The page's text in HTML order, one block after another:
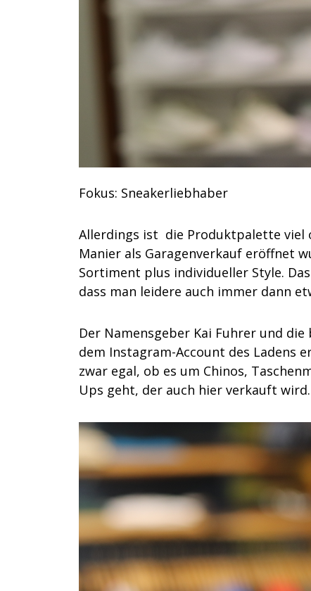
Fokus: Sneakerliebhaber
Allerdings ist die Produktpalette viel
Manier als Garagenverkauf eröffnet
Sortiment plus individueller Style.
dass man leidere auch immer dann
Der Namensgeber Kai Fuhrer und
dem Instagram-Account des Ladens
zwar egal, ob es um Chinos,
Ups geht, der auch hier verkauft wird.